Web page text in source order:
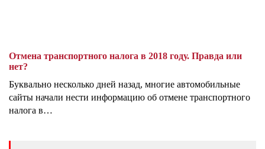
Отмена транспортного налога в 2018 году. Правда или
нет?
Буквально несколько дней назад, многие автомобильные
сайты начали нести информацию об отмене транспортного
налога в…